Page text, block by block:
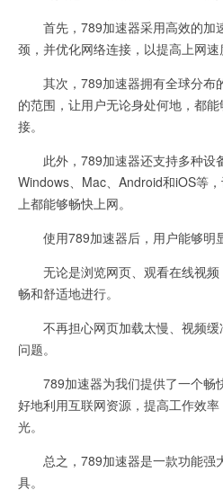
首先，789加速器采用高效的加
颈，并优化网络连接，以提高上网速
其次，789加速器拥有全球分布
的范围，让用户无论身处何地，都
接。
此外，789加速器还支持多种设
Windows、Mac、Android和iOS等
上都能够畅快上网。
使用789加速器后，用户能够明显
无论是浏览网页、观看在线视频
畅和舒适地进行。
不再担心网页加载太慢、视频缓
问题。
789加速器为我们提供了一个畅
好地利用互联网资源，提高工作效
光。
总之，789加速器是一款功能强
具。